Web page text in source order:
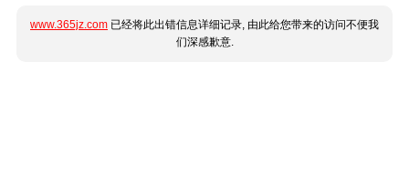
www.365jz.com 已经将此出错信息详细记录, 由此给您带来的访问不便我
们深感歉意.